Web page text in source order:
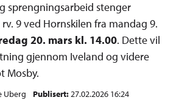
sprengningsarbeid stenger
9 ved Hornskilen fra mandag 9.
20. mars kl. 14.00. Dette vil
gjennom Iveland og videre
Mosby.
Uberg Publisert 27.02.2026 16:24